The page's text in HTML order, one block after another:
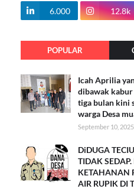
6.000 12.8k
POPULAR
Icah Aprilia
dibawak kabur
tiga bulan kini
warga Desa
September 10, 2025
DiDUGA
TIDAK
KETAHANAN
AIR RUPIK DI